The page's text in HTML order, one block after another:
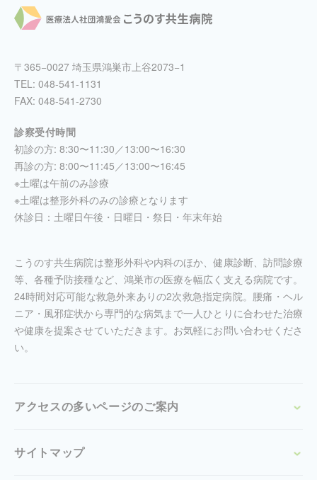
〒365−0027 埼玉県鴻巣市上谷2073−1
TEL: 048-541-1131
FAX: 048-541-2730
診察受付時間
初診の方: 8:30〜11:30／13:00〜16:30
再診の方: 8:00〜11:45／13:00〜16:45
※土曜は午前のみ診療
※土曜は整形外科のみの診療となります
休診日：土曜日午後・日曜日・祭日・年末年始
こうのす共生病院は整形外科や内科のほか、健康診断、訪問診療
等、各種予防接種など、鴻巣市の医療を幅広く支える病院です。
24時間対応可能な救急外来ありの2次救急指定病院。腰痛・ヘル
ニア・風邪症状から専門的な病気まで一人ひとりに合わせた治療
や健康を提案させていただきます。お気軽にお問い合わせくださ
い。
アクセスの多いページのご案内
サイトマップ